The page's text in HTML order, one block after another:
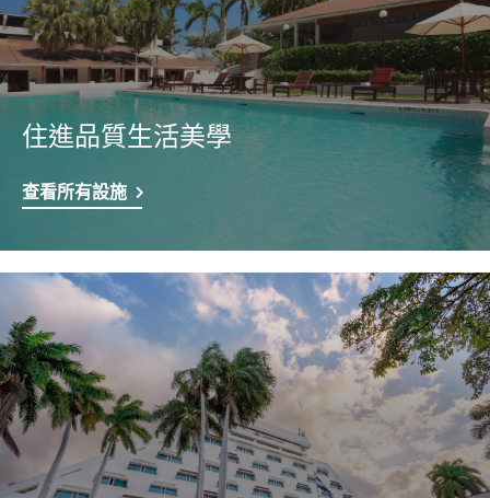
住進品質生活美學
查看所有設施